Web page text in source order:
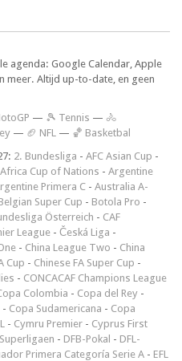
agenda: Google Calendar, Apple
meer. Altijd up-to-date, en geen
— 🎾 Tennis — 🚴
— 🏈 NFL — 🏀 Basketbal
2. Bundesliga - AFC Asian Cup -
Africa Cup of Nations - Argentine
Primera C - Australia A-
Super Cup - Botola Pro -
Österreich - CAF
League - Česká Liga -
- China League Two - China
Cup - Chinese FA Super Cup -
- CONCACAF Champions League
Colombia - Copa del Rey -
- Copa Sudamericana - Copa
- Cymru Premier - Cyprus First
- DFB-Pokal - DFL-
Primera Categoría Serie A - EFL